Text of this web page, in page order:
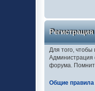
Регистрация
Для того, чтобы
Администрация
форума.
Общие правила